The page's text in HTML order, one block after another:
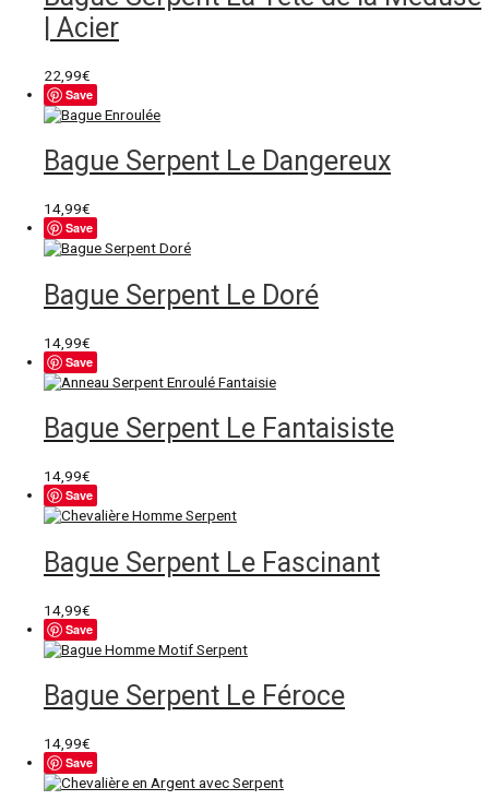
| Acier
22,99€
Save
Bague Serpent Le Dangereux
14,99€
Save
Bague Serpent Le Doré
14,99€
Save
Bague Serpent Le Fantaisiste
14,99€
Save
Bague Serpent Le Fascinant
14,99€
Save
Bague Serpent Le Féroce
14,99€
Save